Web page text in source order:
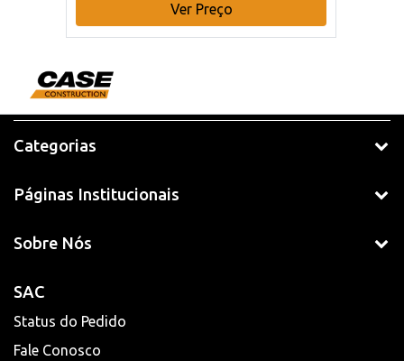
Ver Preço
Categorias
Páginas Institucionais
Sobre Nós
SAC
Status do Pedido
Fale Conosco